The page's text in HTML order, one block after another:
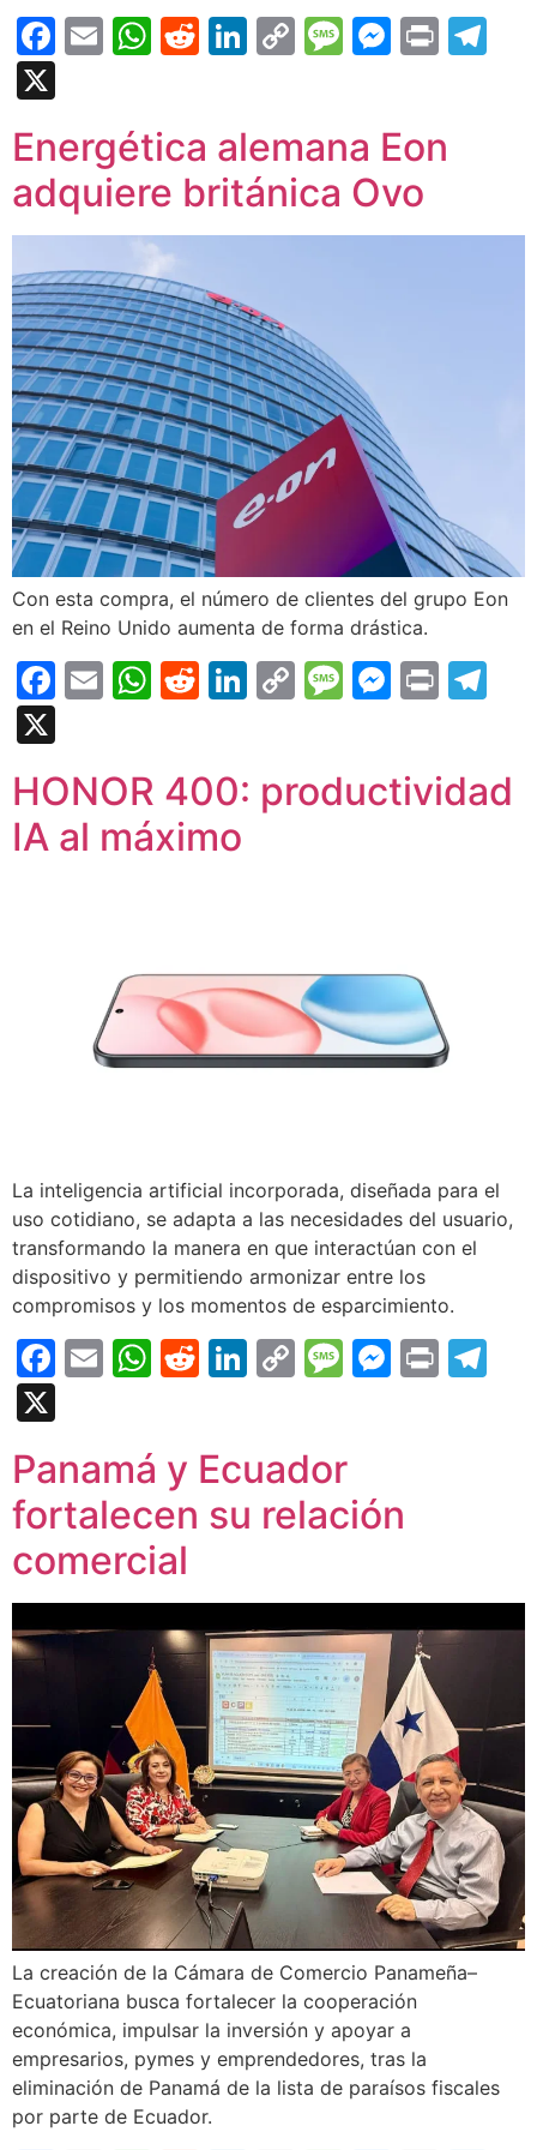
Facebook
EmailWhatsApp
Reddit
LinkedIn
CopyMessage
Print
Energética alemana Eon
adquiere británica Ovo
Con esta compra, el número de clientes del grupo Eon
en el Reino Unido aumenta de forma drástica.
Facebook
EmailWhatsApp
Reddit
LinkedIn
CopyMessage
Print
HONOR 400: productividad
IA al máximo
La inteligencia artificial incorporada, diseñada para el
uso cotidiano, se adapta a las necesidades del usuario,
transformando la manera en que interactúan con el
dispositivo y permitiendo armonizar entre los
compromisos y los momentos de esparcimiento.
Facebook
EmailWhatsApp
Reddit
LinkedIn
CopyMessage
Print
Panamá y Ecuador
fortalecen su relación
comercial
La creación de la Cámara de Comercio Panameña–
Ecuatoriana busca fortalecer la cooperación
económica, impulsar la inversión y apoyar a
empresarios, pymes y emprendedores, tras la
eliminación de Panamá de la lista de paraísos fiscales
por parte de Ecuador.